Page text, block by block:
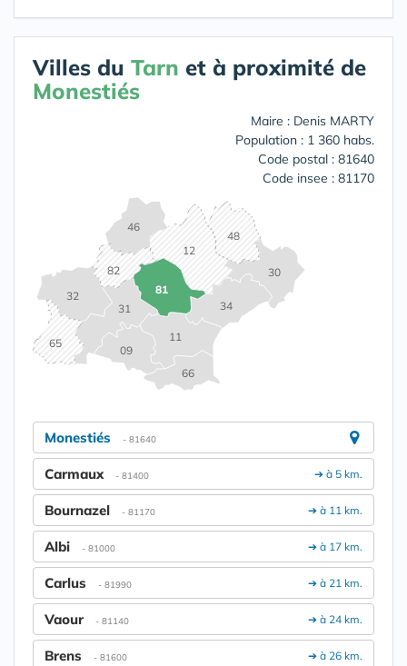
Villes du Tarn et à proximité de
Monestiés
Maire : Denis MARTY
Population : 1 360 habs.
Code postal : 81640
Code insee : 81170
09
11
12
30
31
32
34
46
48
65
66
81
82
Monestiés - 81640
➔ à 5 km.
Carmaux - 81400
➔ à 11 km.
Bournazel - 81170
➔ à 17 km.
Albi - 81000
➔ à 21 km.
Carlus - 81990
➔ à 24 km.
Vaour - 81140
➔ à 26 km.
Brens - 81600